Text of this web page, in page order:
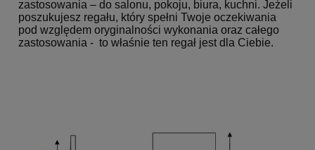
zastosowania – do salonu, pokoju, biura, kuchni. Jeżeli
poszukujesz regału, który spełni Twoje oczekiwania
pod względem oryginalności wykonania oraz całego
zastosowania - to właśnie ten regał jest dla Ciebie.